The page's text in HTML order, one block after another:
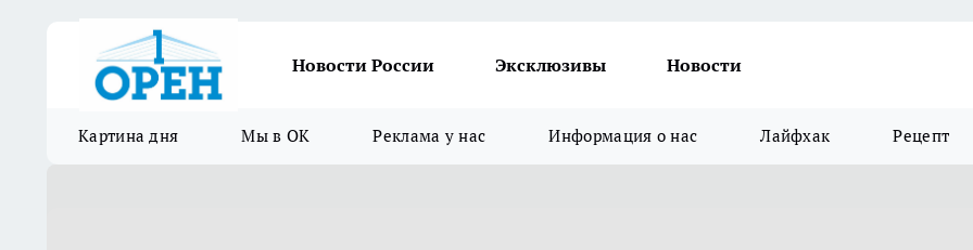
Новости России Эксклюзивы Новости
Картина дня Мы в ОК Реклама у нас Информация о нас Лайфхак Рецепт